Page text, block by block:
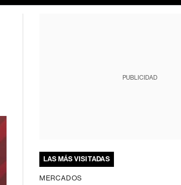
PUBLICIDAD
LAS MÁS VISITADAS
MERCADOS